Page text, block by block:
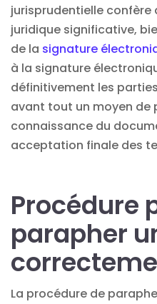
jurisprudentielle confère
juridique significative,
de la signature
à la signature
définitivement les
avant tout un moyen de
connaissance du
acceptation finale des
Procédure
parapher
La procédure de